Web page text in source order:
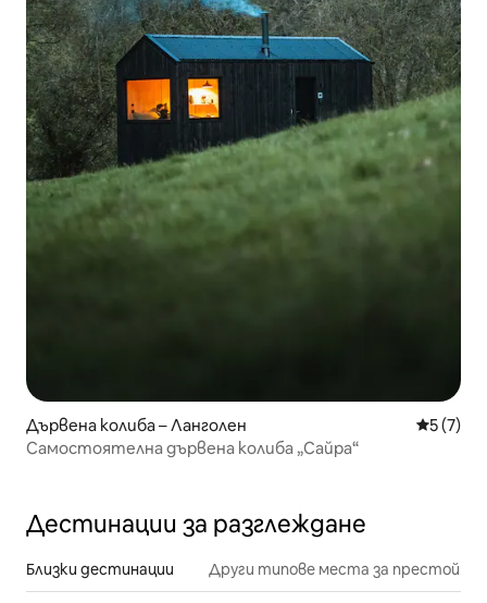
Дървена колиба – Ланголен Средна
5 (7)
Самостоятелна дървена колиба „Сайра“
Дестинации за разглеждане
Близки дестинации Други типове места за престой